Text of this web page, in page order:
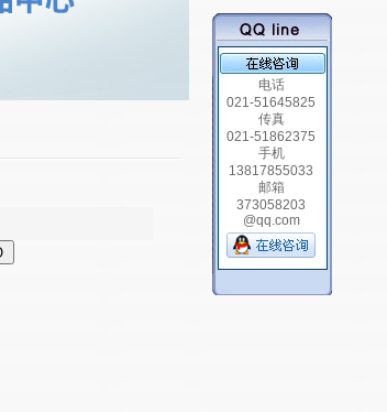
电话
021-51645825
传真
021-51862375
手机
13817855033
邮箱
373058203
@qq.com